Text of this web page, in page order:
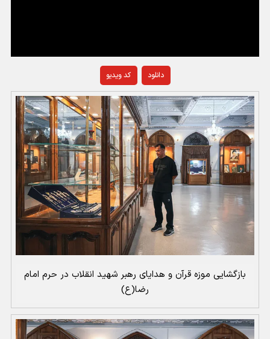
کد ویدیو دانلود
بازگشایی موزه قرآن و هدایای رهبر شهید انقلاب در حرم امام
رضا(ع)